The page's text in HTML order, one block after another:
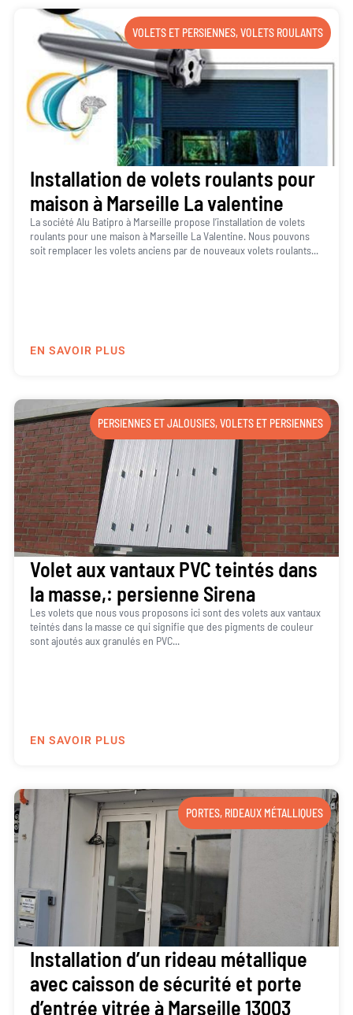
VOLETS ET PERSIENNES,VOLETS ROULANTS
Installation de volets roulants pour
maison à Marseille La valentine
La société Alu Batipro à Marseille propose l’installation de volets
roulants pour une maison à Marseille La Valentine. Nous pouvons
soit remplacer les volets anciens par de nouveaux volets roulants...
EN SAVOIR PLUS
PERSIENNES ET JALOUSIES,VOLETS ET PERSIENNES
Volet aux vantaux PVC teintés dans
la masse,: persienne Sirena
Les volets que nous vous proposons ici sont des volets aux vantaux
teintés dans la masse ce qui signifie que des pigments de couleur
sont ajoutés aux granulés en PVC...
EN SAVOIR PLUS
PORTES, RIDEAUX MÉTALLIQUES
Installation d’un rideau métallique
avec caisson de sécurité et porte
d’entrée vitrée à Marseille 13003